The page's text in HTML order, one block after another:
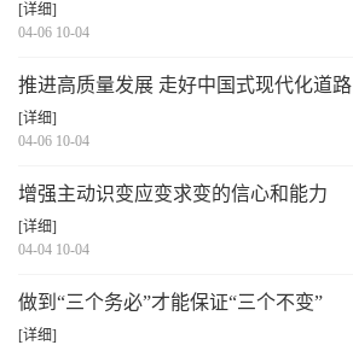
[详细]
04-06 10-04
推进高质量发展 走好中国式现代化道路
[详细]
04-06 10-04
增强主动识变应变求变的信心和能力
[详细]
04-04 10-04
做到“三个务必”才能保证“三个不变”
[详细]